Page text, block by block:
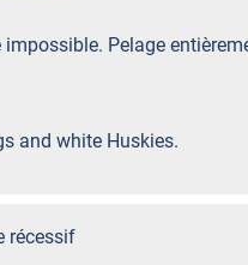
impossible. Pelage
and white Huskies.
récessif